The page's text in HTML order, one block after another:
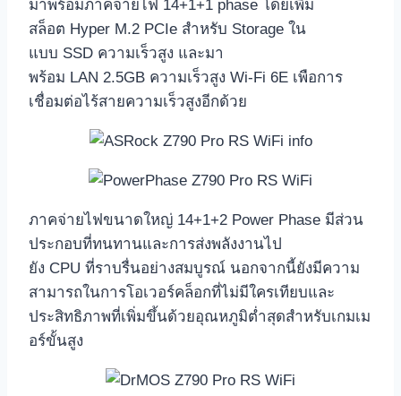
มาพร้อมภาคจ่ายไฟ 14+1+1 phase โดยเพิ่ม
สล็อต Hyper M.2 PCIe สำหรับ Storage ใน
แบบ SSD ความเร็วสูง และมา
พร้อม LAN 2.5GB ความเร็วสูง Wi-Fi 6E เพือการ
เชื่อมต่อไร้สายความเร็วสูงอีกด้วย
ภาคจ่ายไฟขนาดใหญ่ 14+1+2 Power Phase มีส่วน
ประกอบที่ทนทานและการส่งพลังงานไป
ยัง CPU ที่ราบรื่นอย่างสมบูรณ์ นอกจากนี้ยังมีความ
สามารถในการโอเวอร์คล็อกที่ไม่มีใครเทียบและ
ประสิทธิภาพที่เพิ่มขึ้นด้วยอุณหภูมิต่ำสุดสำหรับเกมเม
อร์ขั้นสูง